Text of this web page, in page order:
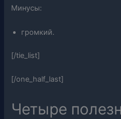
Минусы:
громкий.
[/tie_list]
[/one_half_last]
Четыре